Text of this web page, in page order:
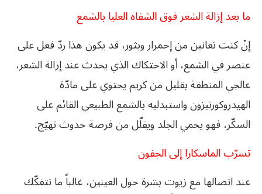
ما بعد إزالة الشعر فوق الشفاه العليا بالشمع
إنْ كنت تعانين من إحمرار وبثور، قد يكون هذا ردّ فعل على
عنصر في الشمع، أو الاحتكاك الذي يحدث عند إزالة الشعر،
عالجي المنطقة بقليل من كريم يحتوي على مادّة
الهيدروكورتيزون واستبدليه بالشمع الطبيعي القائم على
السكّر، فهو يحمي الجلد ويقلّل من فرصة حدوث تهيّج.
تسرّب الماسكارا إلى الجفون
عند اتصالها مع زيوت بشرة حول العينين، غالباً ما تتفكّك